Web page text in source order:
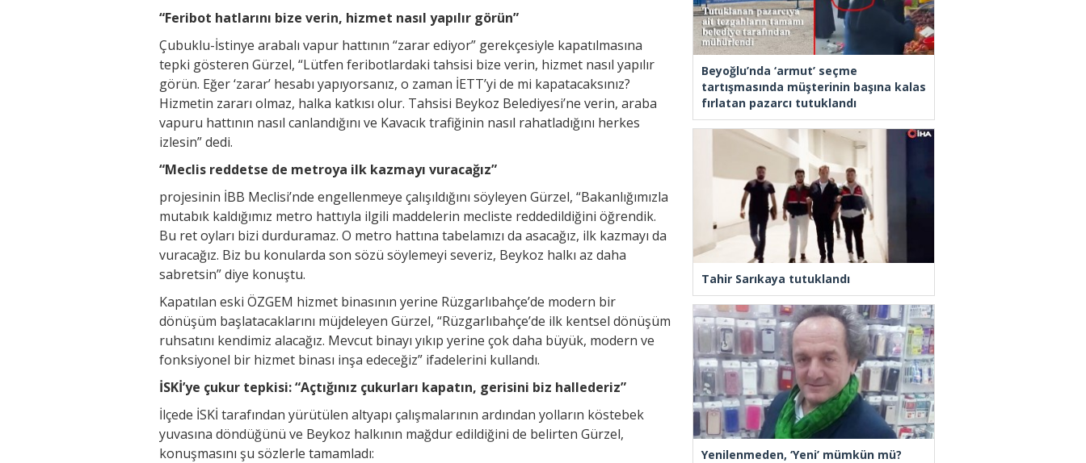
“Feribot hatlarını bize verin, hizmet nasıl yapılır görün”
Çubuklu-İstinye arabalı vapur hattının “zarar ediyor” gerekçesiyle kapatılmasına
tepki gösteren Gürzel, “Lütfen feribotlardaki tahsisi bize verin, hizmet nasıl yapılır
görün. Eğer ‘zarar’ hesabı yapıyorsanız, o zaman İETT’yi de mi kapatacaksınız?
Hizmetin zararı olmaz, halka katkısı olur. Tahsisi Beykoz Belediyesi’ne verin, araba
vapuru hattının nasıl canlandığını ve Kavacık trafiğinin nasıl rahatladığını herkes
izlesin” dedi.
“Meclis reddetse de metroya ilk kazmayı vuracağız”
projesinin İBB Meclisi’nde engellenmeye çalışıldığını söyleyen Gürzel, “Bakanlığımızla
mutabık kaldığımız metro hattıyla ilgili maddelerin mecliste reddedildiğini öğrendik.
Bu ret oyları bizi durduramaz. O metro hattına tabelamızı da asacağız, ilk kazmayı da
vuracağız. Biz bu konularda son sözü söylemeyi severiz, Beykoz halkı az daha
sabretsin” diye konuştu.
Kapatılan eski ÖZGEM hizmet binasının yerine Rüzgarlıbahçe’de modern bir
dönüşüm başlatacaklarını müjdeleyen Gürzel, “Rüzgarlıbahçe’de ilk kentsel dönüşüm
ruhsatını kendimiz alacağız. Mevcut binayı yıkıp yerine çok daha büyük, modern ve
fonksiyonel bir hizmet binası inşa edeceğiz” ifadelerini kullandı.
İSKİ’ye çukur tepkisi: “Açtığınız çukurları kapatın, gerisini biz hallederiz”
İlçede İSKİ tarafından yürütülen altyapı çalışmalarının ardından yolların köstebek
yuvasına döndüğünü ve Beykoz halkının mağdur edildiğini de belirten Gürzel,
konuşmasını şu sözlerle tamamladı:
Beyoğlu’nda ‘armut’ seçme
tartışmasında müşterinin başına kalas
fırlatan pazarcı tutuklandı
Tahir Sarıkaya tutuklandı
Yenilenmeden, ‘Yeni’ mümkün mü?